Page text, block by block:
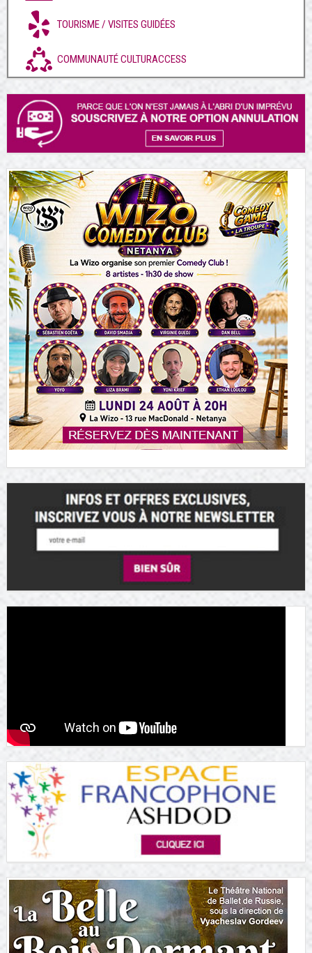
TOURISME / VISITES GUIDÉES
COMMUNAUTÉ CULTURACCESS